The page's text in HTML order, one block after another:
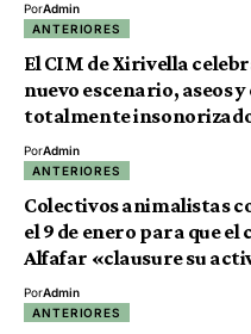
PorAdmin
ANTERIORES
El CIM de Xirivella
nuevo escenario, aseos
totalmente
PorAdmin
ANTERIORES
Colectivos animalistas
el 9 de enero para que el
Alfafar «clausure su
PorAdmin
ANTERIORES